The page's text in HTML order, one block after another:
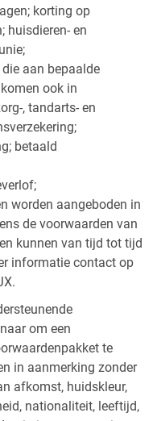
korting op
huisdieren- en
aan bepaalde
ook in
, tandarts- en
betaald
worden aangeboden in
de voorwaarden van
kunnen van tijd tot tijd
informatie contact op
om een
te
in aanmerking zonder
afkomst, huidskleur,
nationaliteit, leeftijd,